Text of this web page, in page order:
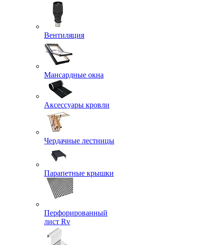
Вентиляция
Мансардные окна
Аксессуары кровли
Чердачные лестницы
Парапетные крышки
Перфорированный
лист Rv